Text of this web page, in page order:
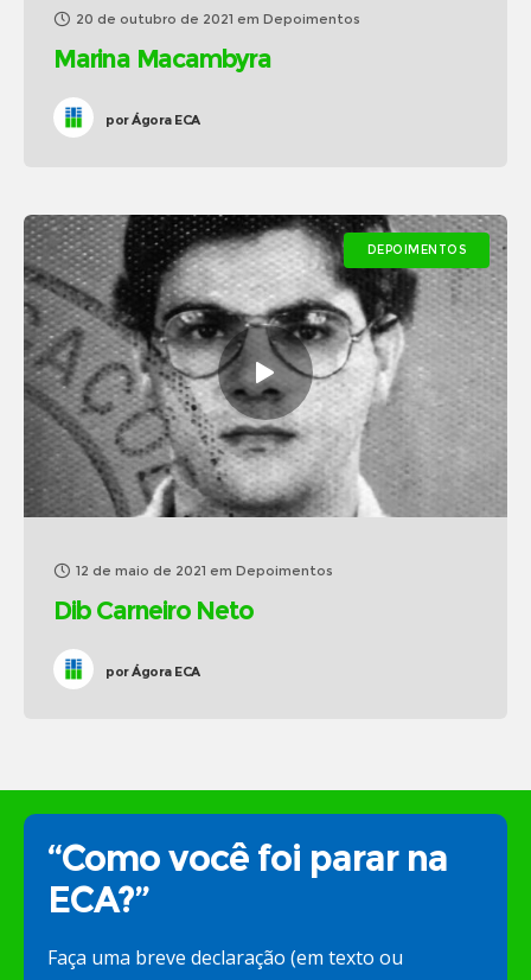
20 de outubro de 2021 em Depoimentos
Marina Macambyra
porÁgora ECA
DEPOIMENTOS
12 de maio de 2021 em Depoimentos
Dib Carneiro Neto
porÁgora ECA
“Como você foi parar na
ECA?”
Faça uma breve declaração (em texto ou